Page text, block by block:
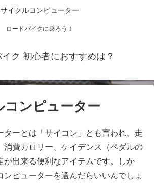
ロードバイクに乗ろう！
イク 初心者におすすめは？
サイクルコンピューター
コンピューター
ターとは「サイコン」とも言われ、走
消費カロリー、ケイデンス（ペダルの
が出来る便利なアイテムです。しか
ンピューターを選んだらいいんでしょ